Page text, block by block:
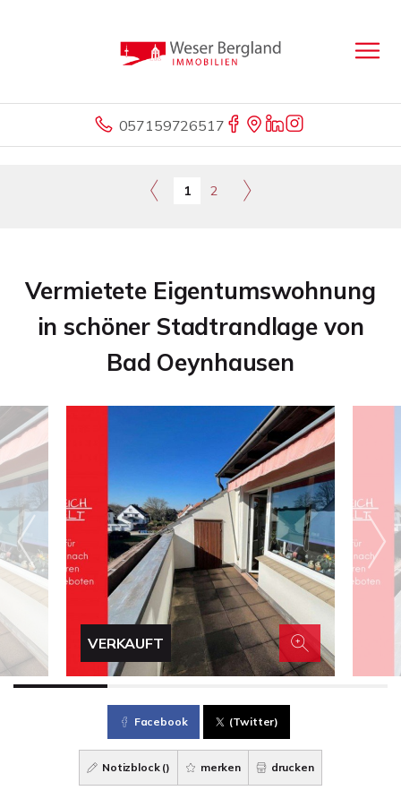
057159726517
1 2
Vermietete Eigentumswohnung
in schöner Stadtrandlage von
Bad Oeynhausen
VERKAUFT
Facebook (Twitter)
Notizblock () merken drucken